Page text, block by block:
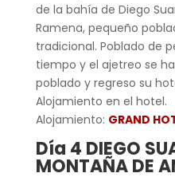
de la bahía de Diego
Ramena, pequeño
tradicional. Poblado de
tiempo y el ajetreo se
poblado y regreso su
Alojamiento en el hotel.
Alojamiento: GRAND
Día 4 DIEGO
MONTAÑA DE